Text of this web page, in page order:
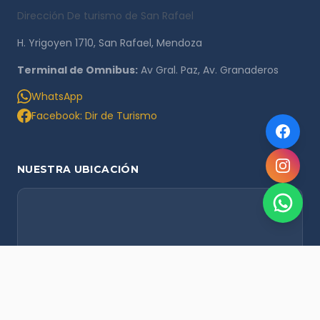
Dirección De turismo de San Rafael
H. Yrigoyen 1710, San Rafael, Mendoza
Terminal de Omnibus: Av Gral. Paz, Av. Granaderos
WhatsApp
Facebook: Dir de Turismo
NUESTRA UBICACIÓN